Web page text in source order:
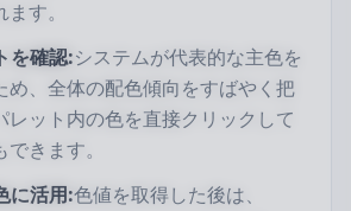
す。
を確認:システムが代表的な主色を
め、全体の配色傾向をすばやく把
レット内の色を直接クリックして
きます。
に活用:色値を取得した後は、